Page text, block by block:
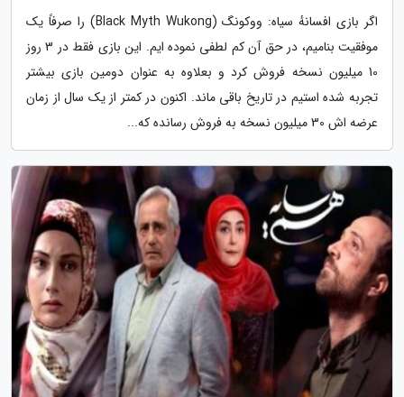
اگر بازی افسانهٔ سیاه: ووکونگ (Black Myth Wukong) را صرفاً یک
موفقیت بنامیم، در حق آن کم لطفی نموده ایم. این بازی فقط در 3 روز
10 میلیون نسخه فروش کرد و بعلاوه به عنوان دومین بازی بیشتر
تجربه شده استیم در تاریخ باقی ماند. اکنون در کمتر از یک سال از زمان
عرضه اش 30 میلیون نسخه به فروش رسانده که...